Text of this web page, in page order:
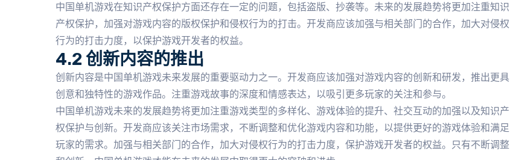
中国单机游戏在知识产权保护方面还存在一定的问题，包括盗版、抄袭等。未来的发展趋势将更加注重知识
产权保护，加强对游戏内容的版权保护和侵权行为的打击。开发商应该加强与相关部门的合作，加大对侵权
行为的打击力度，以保护游戏开发者的权益。
4.2 创新内容的推出
创新内容是中国单机游戏未来发展的重要驱动力之一。开发商应该加强对游戏内容的创新和研发，推出更具
创意和独特性的游戏作品。注重游戏故事的深度和情感表达，以吸引更多玩家的关注和参与。
中国单机游戏未来的发展趋势将更加注重游戏类型的多样化、游戏体验的提升、社交互动的加强以及知识产
权保护与创新。开发商应该关注市场需求，不断调整和优化游戏内容和功能，以提供更好的游戏体验和满足
玩家的需求。加强与相关部门的合作，加大对侵权行为的打击力度，保护游戏开发者的权益。只有不断调整